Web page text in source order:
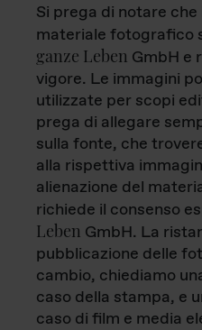
Si prega di notare
materiale fotografico
ganze Leben GmbH e
vigore. Le immagini
utilizzate per scopi
prega di allegare
sulla fonte, che
alla rispettiva
alienazione del
richiede il consenso
Leben GmbH. La
pubblicazione delle
cambio, chiediamo
caso della stampa, e
caso di film e media